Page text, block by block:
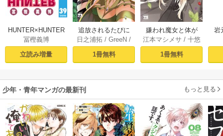
HUNTER×HUNTER
モノクロ版 39
冨樫義博
立読み増量
追放されるたびに
スキルを手に入れ
た俺が、100の異世
界で2周目無双【電
日之浦拓 /GreeN /
仁森島司
1冊無料
嫌われ魔女と体が
入れ替わったけれ
ど、私は今日も元
気に暮らしていま
本】 1
江本マシメサ / 十悠
1冊無料
岩
少年・青年マンガの最新刊 もっと見る